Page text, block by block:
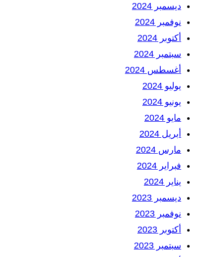
ديسمبر 2024
نوفمبر 2024
أكتوبر 2024
سبتمبر 2024
أغسطس 2024
يوليو 2024
يونيو 2024
مايو 2024
أبريل 2024
مارس 2024
فبراير 2024
يناير 2024
ديسمبر 2023
نوفمبر 2023
أكتوبر 2023
سبتمبر 2023